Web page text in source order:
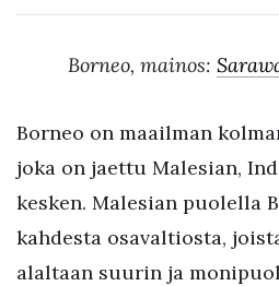
Borneo, mainos:
Borneo on maailman
joka on jaettu Malesian,
kesken. Malesian puolella
kahdesta osavaltiosta,
alaltaan suurin ja